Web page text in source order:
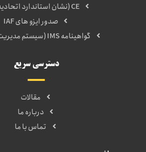
CE (نشان استاندارد اتحادیه اروپا)
صدور ایزو های IAF
گواهینامه IMS (سیستم مدیریت یکپارچه)
دسترسی سریع
مقالات
درباره ما
تماس با ما